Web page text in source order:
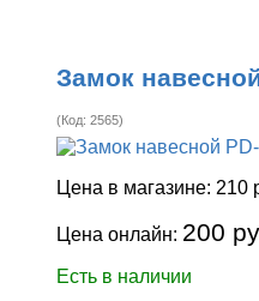
Замок
(Код:2565)
Цена в магазине: 210
Цена онлайн: 200
Есть в наличии